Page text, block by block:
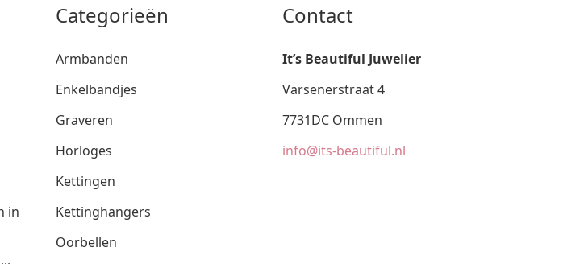
in
Categorieën
Armbanden
Enkelbandjes
Graveren
Horloges
Kettingen
Kettinghangers
Oorbellen
Contact
It’s Beautiful Juwelier
Varsenerstraat 4
7731DC Ommen
info@its-beautiful.nl